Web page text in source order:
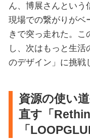
ん、博展さんという
現場での繋がりがベ
きで突っ走れた。こ
し、次はもっと生
のデザイン」に挑戦
資源の使い
直す「
「